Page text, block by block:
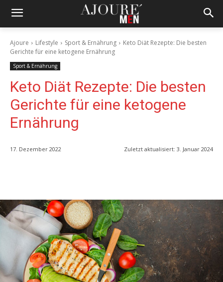
Ajoure Lifestyle Sport & Ernährung
Keto Diät Rezepte: Die besten
Gerichte für eine ketogene Ernährung
Sport & Ernährung
Keto Diät Rezepte: Die besten
Gerichte für eine ketogene
Ernährung
17. Dezember 2022 Zuletzt aktualisiert: 3. Januar 2024